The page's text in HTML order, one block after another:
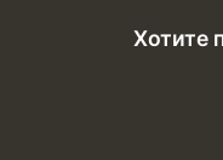
Хотите